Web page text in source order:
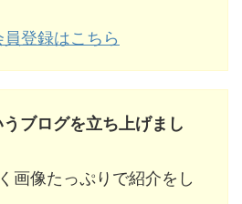
登録はこちら
ブログを立ち上げまし
画像たっぷりで紹介をし